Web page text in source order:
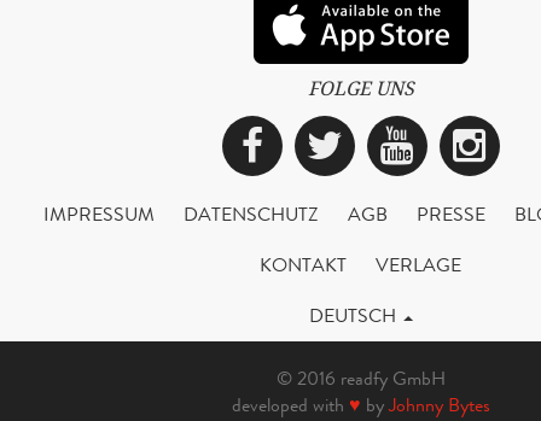
FOLGE UNS
Facebook
Twitter
IMPRESSUM DATENSCHUTZ AGB PRESSE
KONTAKT
VERLAGE
DEUTSCH
© 2016 readfy GmbH
developed with ♥ byJohnny Bytes